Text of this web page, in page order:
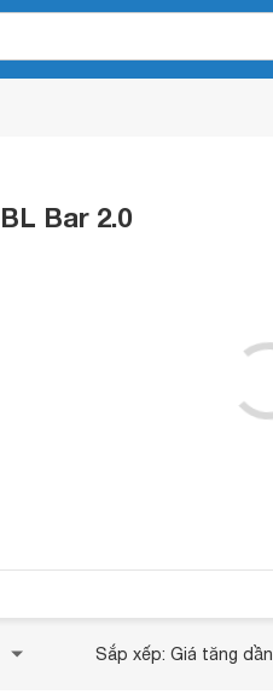
Bar 2.0
Sắp xếp: Giá tăng dần